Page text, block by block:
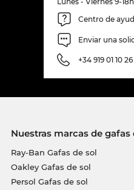
Centro de
Enviar una
+34 919 01 10 26
Nuestras marcas de
Ray-Ban Gafas de sol
Oakley Gafas de sol
Persol Gafas de sol